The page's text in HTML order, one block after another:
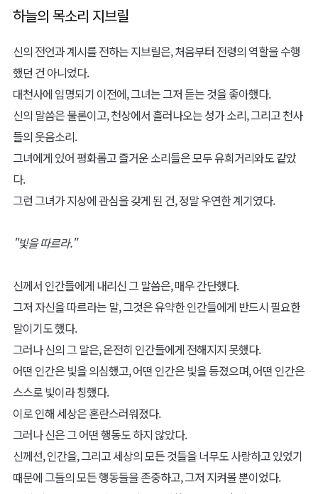
하늘의 목소리 지브릴
신의 전언과 계시를 전하는 지브릴은, 처음부터 전령의 역할을 수행
했던 건 아니었다.
대천사에 임명되기 이전에, 그녀는 그저 듣는 것을 좋아했다.
신의 말씀은 물론이고, 천상에서 흘러나오는 성가 소리, 그리고 천사
들의 웃음소리.
그녀에게 있어 평화롭고 즐거운 소리들은 모두 유희거리와도 같았
다.
그런 그녀가 지상에 관심을 갖게 된 건, 정말 우연한 계기였다.
"빛을 따르라."
신께서 인간들에게 내리신 그 말씀은, 매우 간단했다.
그저 자신을 따르라는 말, 그것은 유약한 인간들에게 반드시 필요한
말이기도 했다.
그러나 신의 그 말은, 온전히 인간들에게 전해지지 못했다.
어떤 인간은 빛을 의심했고, 어떤 인간은 빛을 등졌으며, 어떤 인간은
스스로 빛이라 칭했다.
이로 인해 세상은 혼란스러워졌다.
그러나 신은 그 어떤 행동도 하지 않았다.
신께선, 인간을, 그리고 세상의 모든 것들을 너무도 사랑하고 있었기
때문에 그들의 모든 행동들을 존중하고, 그저 지켜볼 뿐이었다.